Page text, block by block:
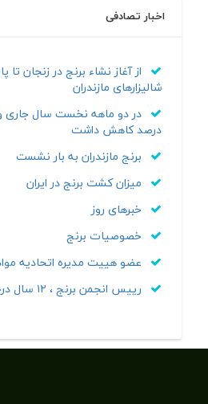
اخبار تصادفی
از آغاز نشاء برنج در زنجان تا
شالیزارهای مازندران
درصد کاهش داشت
برنج مازندران به بار نشست
میزان کشت برنج در ایران
خبرهای روز
خصوصیات برنج
عضو هییت مدیره اتحادیه
رییس انجمن برنج ، ۱۲ سال درجازدن در تولید برنج